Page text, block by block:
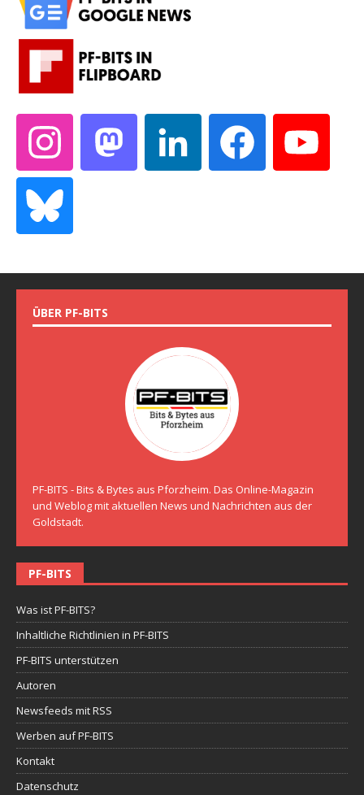
ÜBER PF-BITS
PF-BITS - Bits & Bytes aus Pforzheim. Das Online-Magazin
und Weblog mit aktuellen News und Nachrichten aus der
Goldstadt.
PF-BITS
Was ist PF-BITS?
Inhaltliche Richtlinien in PF-BITS
PF-BITS unterstützen
Autoren
Newsfeeds mit RSS
Werben auf PF-BITS
Kontakt
Datenschutz